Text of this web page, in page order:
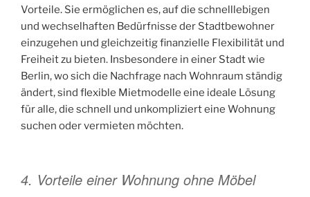
Vorteile. Sie ermöglichen es, auf die schnelllebigen
und wechselhaften Bedürfnisse der Stadtbewohner
einzugehen und gleichzeitig finanzielle Flexibilität und
Freiheit zu bieten. Insbesondere in einer Stadt wie
Berlin, wo sich die Nachfrage nach Wohnraum ständig
ändert, sind flexible Mietmodelle eine ideale Lösung
für alle, die schnell und unkompliziert eine Wohnung
suchen oder vermieten möchten.
4. Vorteile einer Wohnung ohne Möbel